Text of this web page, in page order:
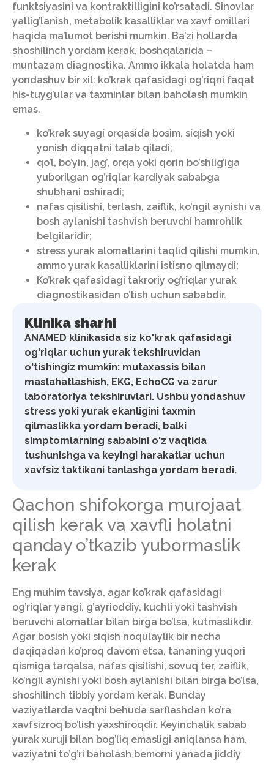
funktsiyasini va kontraktilligini ko’rsatadi. Sinovlar
yallig’lanish, metabolik kasalliklar va xavf omillari
haqida ma’lumot berishi mumkin. Ba’zi hollarda
shoshilinch yordam kerak, boshqalarida –
muntazam diagnostika. Ammo ikkala holatda ham
yondashuv bir xil: ko’krak qafasidagi og’riqni faqat
his-tuyg’ular va taxminlar bilan baholash mumkin
emas.
ko’krak suyagi orqasida bosim, siqish yoki
yonish diqqatni talab qiladi;
qo’l, bo’yin, jag’, orqa yoki qorin bo’shlig’iga
yuborilgan og’riqlar kardiyak sababga
shubhani oshiradi;
nafas qisilishi, terlash, zaiflik, ko’ngil aynishi va
bosh aylanishi tashvish beruvchi hamrohlik
belgilaridir;
stress yurak alomatlarini taqlid qilishi mumkin,
ammo yurak kasalliklarini istisno qilmaydi;
Ko’krak qafasidagi takroriy og’riqlar yurak
diagnostikasidan o’tish uchun sababdir.
Klinika sharhi
ANAMED klinikasida siz ko'krak qafasidagi
og'riqlar uchun yurak tekshiruvidan
o'tishingiz mumkin: mutaxassis bilan
maslahatlashish, EKG, EchoCG va zarur
laboratoriya tekshiruvlari. Ushbu yondashuv
stress yoki yurak ekanligini taxmin
qilmaslikka yordam beradi, balki
simptomlarning sababini o'z vaqtida
tushunishga va keyingi harakatlar uchun
xavfsiz taktikani tanlashga yordam beradi.
Qachon shifokorga murojaat
qilish kerak va xavfli holatni
qanday o’tkazib yubormaslik
kerak
Eng muhim tavsiya, agar ko’krak qafasidagi
og’riqlar yangi, g’ayrioddiy, kuchli yoki tashvish
beruvchi alomatlar bilan birga bo’lsa, kutmaslikdir.
Agar bosish yoki siqish noqulaylik bir necha
daqiqadan ko’proq davom etsa, tananing yuqori
qismiga tarqalsa, nafas qisilishi, sovuq ter, zaiflik,
ko’ngil aynishi yoki bosh aylanishi bilan birga bo’lsa,
shoshilinch tibbiy yordam kerak. Bunday
vaziyatlarda vaqtni behuda sarflashdan ko’ra
xavfsizroq bo’lish yaxshiroqdir. Keyinchalik sabab
yurak xuruji bilan bog’liq emasligi aniqlansa ham,
vaziyatni to’g’ri baholash bemorni yanada jiddiy